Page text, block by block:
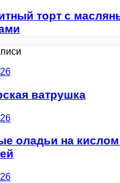
торт с
ватрушка
оладьи на кислом